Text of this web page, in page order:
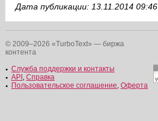
Дата публикации: 13.11.2014 09:46
© 2009–2026 «TurboText» — биржа
контента
Служба поддержки и контакты
API , Справка
Пользовательское соглашение, Оферта